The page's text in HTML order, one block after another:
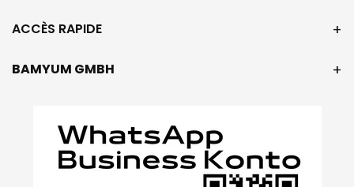
ACCÈS RAPIDE
BAMYUM GMBH